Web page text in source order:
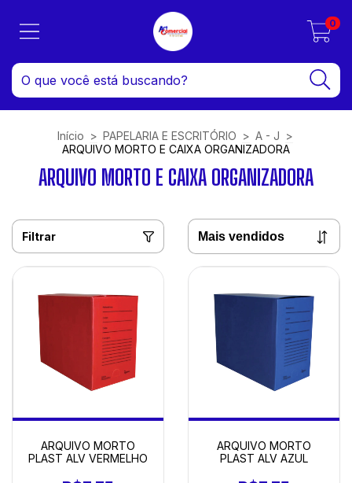
0
Início > PAPELARIA E ESCRITÓRIO > A - J >
ARQUIVO MORTO E CAIXA ORGANIZADORA
ARQUIVO MORTO E CAIXA ORGANIZADORA
Filtrar
ARQUIVO MORTO
PLAST ALV VERMELHO
ARQUIVO MORTO
PLAST ALV AZUL